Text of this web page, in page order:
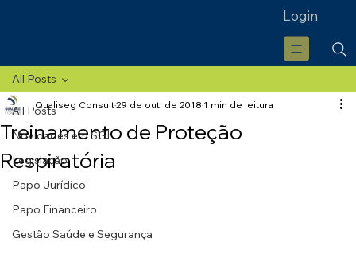
Login
All Posts
Novidades em SGI
Legislação
Papo Jurídico
Papo Financeiro
Gestão Saúde e Segurança
All Posts
Treinamento de Proteção
Respiratória
Qualiseg Consult29 de out. de 2018 1 min de leitura